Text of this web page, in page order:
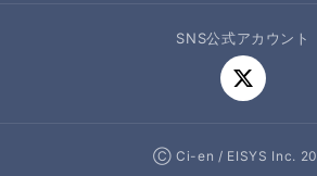
SNS公式アカウント
Ⓒ Ci-en / EISYS Inc.